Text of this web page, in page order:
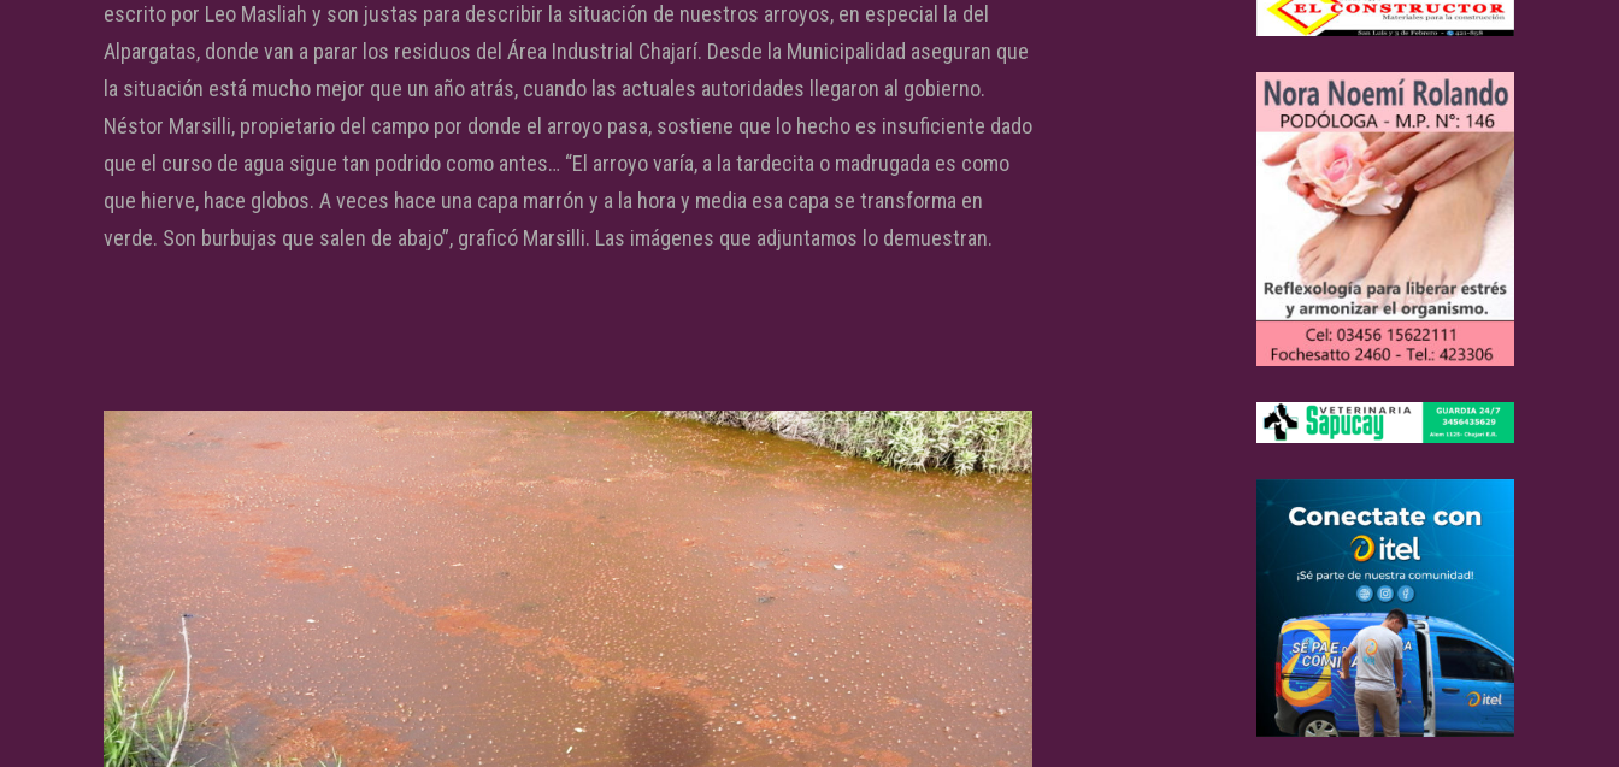
escrito por Leo Masliah y son justas para describir la situación de nuestros arroyos, en especial la del
Alpargatas, donde van a parar los residuos del Área Industrial Chajarí. Desde la Municipalidad aseguran que
la situación está mucho mejor que un año atrás, cuando las actuales autoridades llegaron al gobierno.
Néstor Marsilli, propietario del campo por donde el arroyo pasa, sostiene que lo hecho es insuficiente dado
que el curso de agua sigue tan podrido como antes… “El arroyo varía, a la tardecita o madrugada es como
que hierve, hace globos. A veces hace una capa marrón y a la hora y media esa capa se transforma en
verde. Son burbujas que salen de abajo”, graficó Marsilli. Las imágenes que adjuntamos lo demuestran.